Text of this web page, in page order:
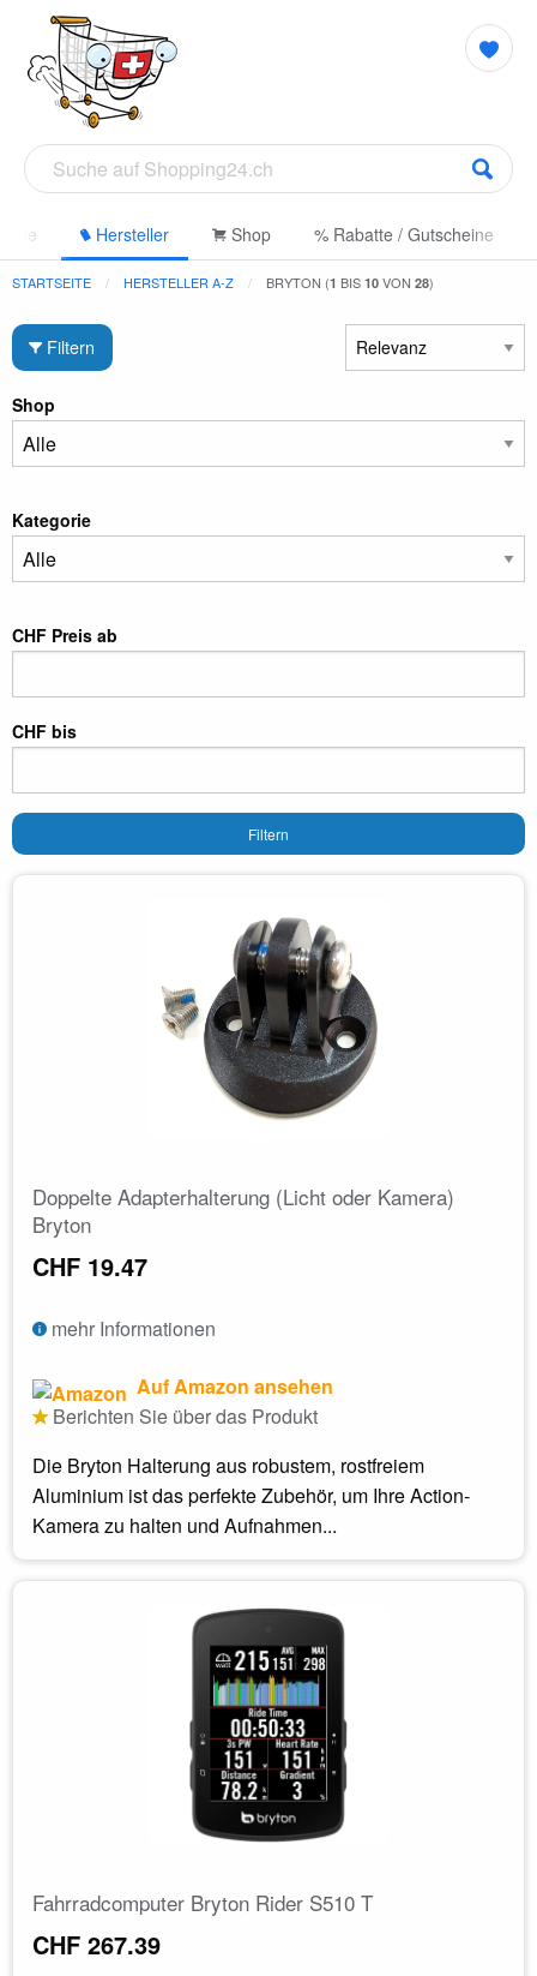
Hersteller Shop % Rabatte / Gutscheine
STARTSEITE HERSTELLER A-Z BRYTON (1 BIS 10 VON 28)
Filtern
Shop
Kategorie
CHF Preis ab
CHF bis
Filtern
Doppelte Adapterhalterung (Licht oder Kamera)
Bryton
CHF 19.47
mehr Informationen
Auf Amazon ansehen
Berichten Sie über das Produkt
Die Bryton Halterung aus robustem, rostfreiem
Aluminium ist das perfekte Zubehör, um Ihre Action-
Kamera zu halten und Aufnahmen...
Fahrradcomputer Bryton Rider S510 T
CHF 267.39